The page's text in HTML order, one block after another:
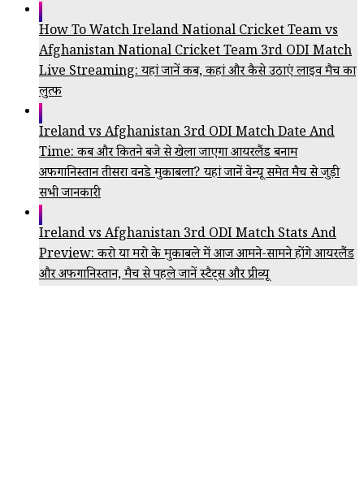
How To Watch Ireland National Cricket Team vs
Afghanistan National Cricket Team 3rd ODI Match
Live Streaming: यहां जानें कब, कहां और कैसे उठाएं लाइव मैच का
लुत्फ
Ireland vs Afghanistan 3rd ODI Match Date And
Time: कब और कितने बजे से खेला जाएगा आयरलैंड बनाम
अफगानिस्तान तीसरा वनडे मुकाबला? यहां जानें वेन्यू समेत मैच से जुड़ी
सभी जानकारी
Ireland vs Afghanistan 3rd ODI Match Stats And
Preview: करो या मरो के मुकाबले में आज आमने-सामने होंगे आयरलैंड
और अफगानिस्तान, मैच से पहले जानें स्टैट्स और प्रीव्यू